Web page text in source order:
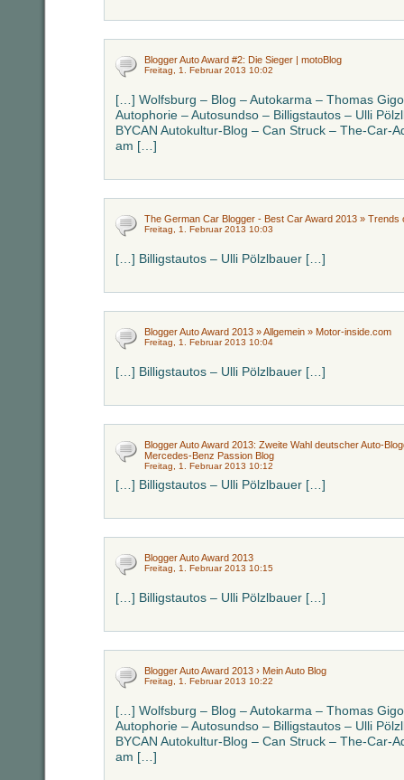
Blogger Auto Award #2: Die Sieger | motoBlog
Freitag, 1. Februar 2013 10:02
[…] Wolfsburg – Blog – Autokarma – Thomas
Autophorie – Autosundso – Billigstautos – Ulli
BYCAN Autokultur-Blog – Can Struck – The-Car-
am […]
The German Car Blogger - Best Car Award 2013 » Trends
Freitag, 1. Februar 2013 10:03
[…] Billigstautos – Ulli Pölzlbauer […]
Blogger Auto Award 2013 » Allgemein » Motor-inside.com
Freitag, 1. Februar 2013 10:04
[…] Billigstautos – Ulli Pölzlbauer […]
Blogger Auto Award 2013: Zweite Wahl deutscher Auto-
Mercedes-Benz Passion Blog
Freitag, 1. Februar 2013 10:12
[…] Billigstautos – Ulli Pölzlbauer […]
Blogger Auto Award 2013
Freitag, 1. Februar 2013 10:15
[…] Billigstautos – Ulli Pölzlbauer […]
Blogger Auto Award 2013 › Mein Auto Blog
Freitag, 1. Februar 2013 10:22
[…] Wolfsburg – Blog – Autokarma – Thomas
Autophorie – Autosundso – Billigstautos – Ulli
BYCAN Autokultur-Blog – Can Struck – The-Car-
am […]